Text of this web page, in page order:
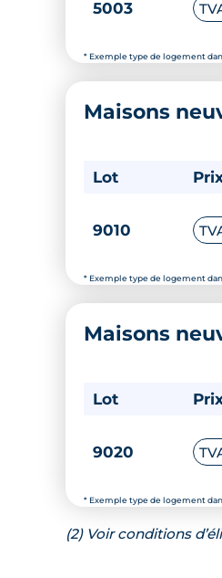
* Exemple type de logement
5003
Maisons
* Exemple type de logement
Lot
9010
Maisons
* Exemple type de logement
Lot
9020
(2) Voir conditions